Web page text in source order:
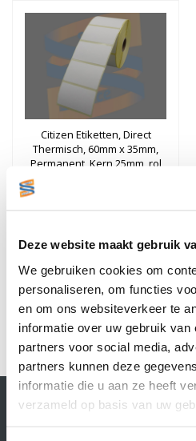
Deze website maakt gebruik
We gebruiken cookies om
personaliseren, om functies
en om ons websiteverkeer te
informatie over uw gebruik van
partners voor social media,
partners kunnen deze
informatie die u aan ze heeft
verzameld op basis van uw
Citizen Etiketten, Direct
Thermisch, 60mm x 35mm,
Permanent, Kern 25mm, rol
Bestellen
Contactgegevens